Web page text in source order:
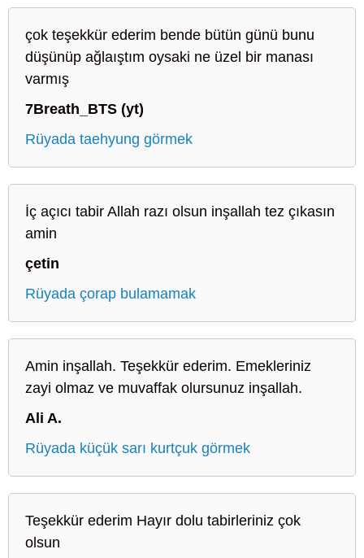
çok teşekkür ederim bende bütün günü bunu
düşünüp ağlaıştım oysaki ne üzel bir manası
varmış
7Breath_BTS (yt)
Rüyada taehyung görmek
İç açıcı tabir Allah razı olsun inşallah tez çıkasın
amin
çetin
Rüyada çorap bulamamak
Amin inşallah. Teşekkür ederim. Emekleriniz
zayi olmaz ve muvaffak olursunuz inşallah.
Ali A.
Rüyada küçük sarı kurtçuk görmek
Teşekkür ederim Hayır dolu tabirleriniz çok
olsun